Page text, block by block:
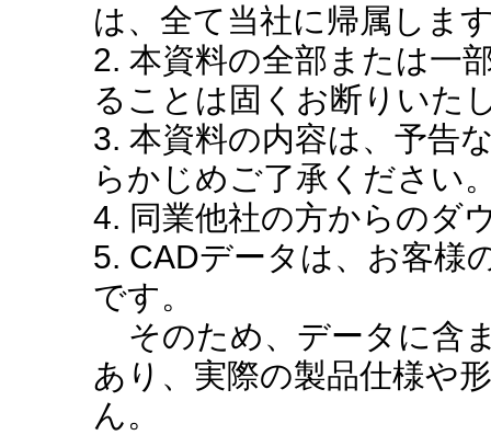
は、全て当社に帰属しま
2. 本資料の全部または一
ることは固くお断りいた
3. 本資料の内容は、予告
らかじめご了承ください
4. 同業他社の方からのダ
5. CADデータは、お客様
です。
そのため、データに含
あり、実際の製品仕様や
ん。